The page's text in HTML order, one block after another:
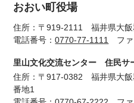
おおい町役場
住所：〒919-2111 福井県大飯
電話番号：0770-77-1111 ファ
里山文化交流センター 住民サ
住所：〒917-0382 福井県大飯
番地1